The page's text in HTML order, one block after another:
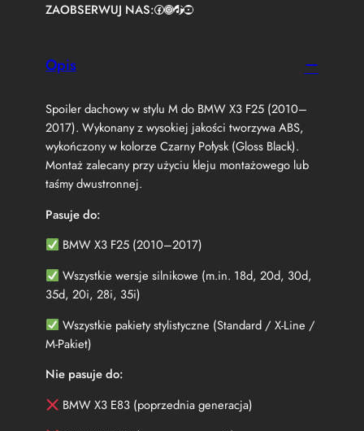
e
o
a
D
a
c
o
w
a
B
W
X
F
2
(
0
ZAOBSERWUJ NAS:Facebook https://www.instagram.com/tuningbaza.pl https://www.tiktok.com/@tuningbaza.pl YouTube
Opis
Spoiler dachowy w stylu M do BMW X3 F25 (2010–
2017). Wykonany z wysokiej jakości tworzywa ABS,
wykończony w kolorze Czarny Połysk (Gloss Black).
Montaż zalecany przy użyciu kleju montażowego lub
taśmy dwustronnej.
Pasuje do:
BMW X3 F25 (2010–2017)
Wszystkie wersje silnikowe (m.in. 18d, 20d, 30d,
35d, 20i, 28i, 35i)
Wszystkie pakiety stylistyczne (Standard / X-Line /
M-Pakiet)
Nie pasuje do:
BMW X3 E83 (poprzednia generacja)